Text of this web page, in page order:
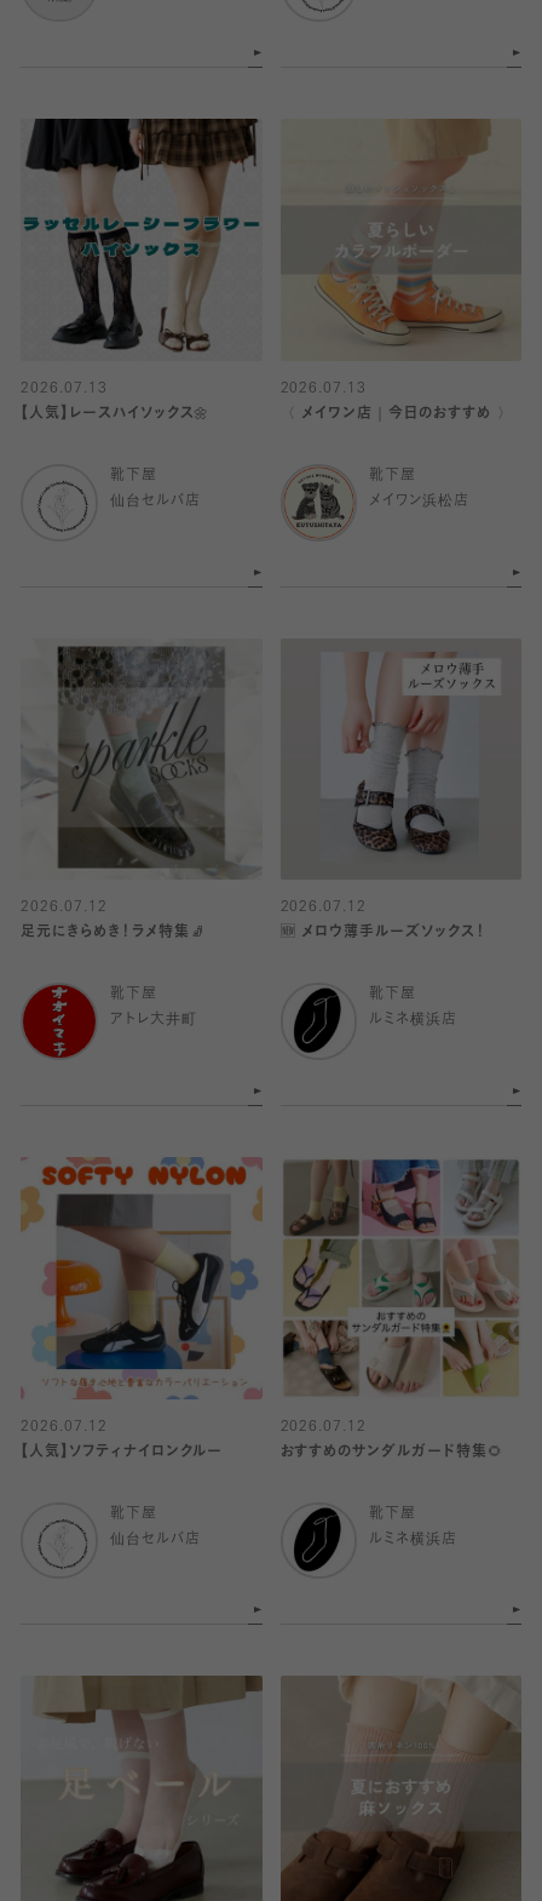
2026.07.13
【人気】レースハイソックス🌼
靴下屋
仙台セルバ店
2026.07.13
〈 メイワン店｜今日のおすすめ 〉
靴下屋
メイワン浜松店
2026.07.12
足元にきらめき！ラメ特集🧦
靴下屋
アトレ大井町
2026.07.12
🆕 メロウ薄手ルーズソックス！
靴下屋
ルミネ横浜店
2026.07.12
【人気】ソフティナイロンクルー
靴下屋
仙台セルバ店
2026.07.12
おすすめのサンダルガード特集🌻
靴下屋
ルミネ横浜店